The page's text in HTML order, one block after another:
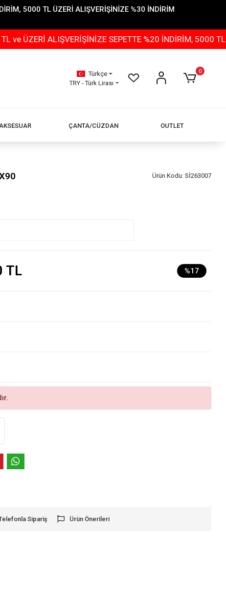
5000 TL ÜZERİ ALIŞVERİŞİNİZE %30 İNDİRİM
ALIŞVERİŞİNİZE SEPETTE %20 İNDİRİM, 5000 TL ÜZERİ
Türkçe
TRY - Türk Lirası
0
AKSESUAR ÇANTA/CÜZDAN OUTLET
Ürün Kodu: Sİ263007
TL %17
Sipariş Ürün Önerileri